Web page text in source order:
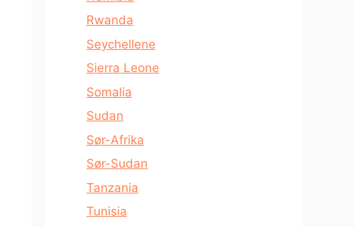
Rwanda
Seychellene
Sierra Leone
Somalia
Sudan
Sør-Afrika
Sør-Sudan
Tanzania
Tunisia